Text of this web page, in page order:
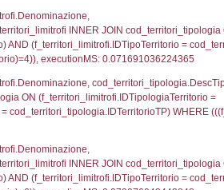
a2_ruolipersonale a2rp
executionMS:
a2_ruolipersonale a2rp
executionMS:
executionMS: